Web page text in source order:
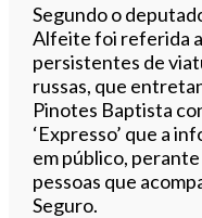
Segundo o
Alfeite foi referida
persistentes de
russas, que
Pinotes Baptista
‘Expresso’ que a
em público,
pessoas que
Seguro.